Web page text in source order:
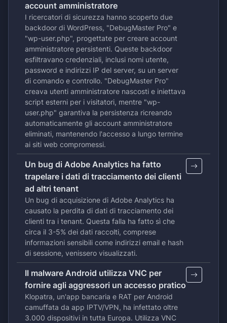
account amministratore
I ricercatori di sicurezza hanno scoperto due
backdoor di WordPress, "DebugMaster Pro" e
"wp-user.php", progettate per creare account
amministratore persistenti. Queste backdoor
esfiltravano credenziali, inclusi nomi utente,
password e indirizzi IP del server, su un server
di comando e controllo. "DebugMaster Pro"
creava utenti amministratore nascosti e iniettava
script esterni per i visitatori, mentre "wp-
user.php" garantiva la persistenza ricreando
automaticamente gli account amministratore
eliminati, mantenendo l'accesso a lungo termine
ai siti web compromessi.
Un bug di Adobe Analytics ha fatto
trapelare i dati di tracciamento dei clienti
ad altri tenant
Un bug di acquisizione di Adobe Analytics ha
causato la perdita di dati di tracciamento dei
clienti tra i tenant. Questa falla ha fatto sì che
circa il 3-5% dei dati raccolti, comprese
informazioni sensibili come indirizzi email e hash
di sessione, venissero visualizzati.
Il malware Android utilizza VNC per
fornire agli aggressori un accesso pratico
Klopatra, un'app bancaria e RAT per Android
camuffata da app IPTV/VPN, ha infettato oltre
3.000 dispositivi in ​​tutta Europa. Utilizza VNC